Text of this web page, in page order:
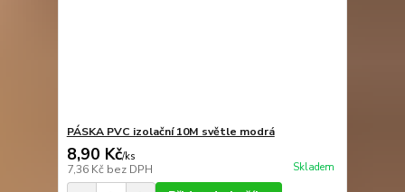
PÁSKA PVC izolační 10M světle modrá
8,90 Kč/ks
7,36 Kč bez DPH Skladem